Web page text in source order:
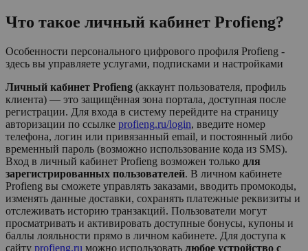
Что такое личный кабинет Profieng?
Особенности персонального цифрового профиля Profieng -
здесь вы управляете услугами, подписками и настройками
Личный кабинет Profieng (аккаунт пользователя, профиль
клиента) — это защищённая зона портала, доступная после
регистрации. Для входа в систему перейдите на страницу
авторизации по ссылке profieng.ru/login, введите номер
телефона, логин или привязанный email, и постоянный либо
временный пароль (возможно использование кода из SMS).
Вход в личный кабинет Profieng возможен только для
зарегистрированных пользователей. В личном кабинете
Profieng вы сможете управлять заказами, вводить промокоды,
изменять данные доставки, сохранять платежные реквизиты и
отслеживать историю транзакций. Пользователи могут
просматривать и активировать доступные бонусы, купоны и
баллы лояльности прямо в личном кабинете. Для доступа к
сайту profieng.ru можно использовать любое устройство с